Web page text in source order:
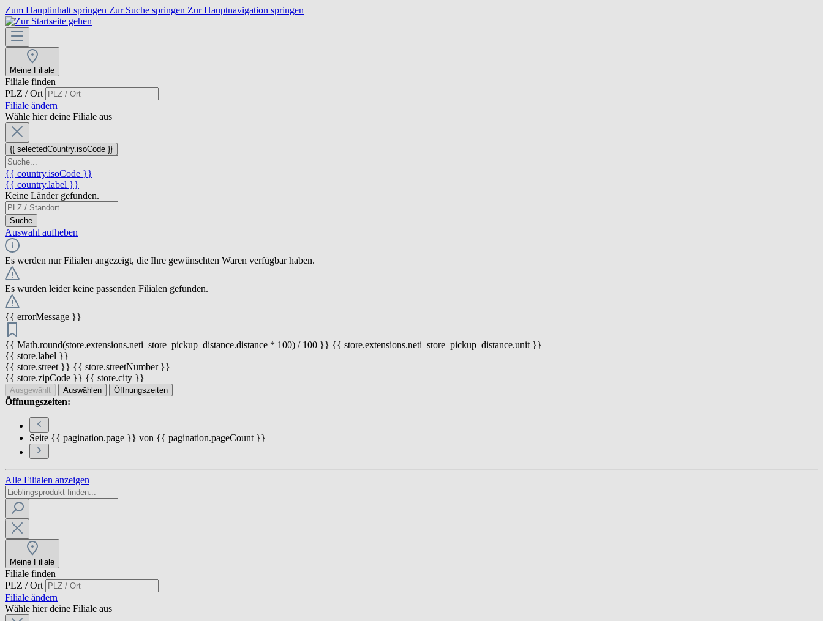
Zum Hauptinhalt springen Zur Suche springen Zur Hauptnavigation springen
Meine Filiale
Filiale finden
PLZ / Ort
Filiale ändern
Wähle hier deine Filiale aus
{{ selectedCountry.isoCode }}
{{ country.isoCode }}
{{ country.label }}
Keine Länder gefunden.
Suche
Auswahl aufheben
Es werden nur Filialen angezeigt, die Ihre gewünschten Waren verfügbar haben.
Es wurden leider keine passenden Filialen gefunden.
{{ errorMessage }}
{{ Math.round(store.extensions.neti_store_pickup_distance.distance * 100) / 100 }} {{ store.extensions.neti_store_pickup_distance.unit }}
{{ store.label }}
{{ store.street }} {{ store.streetNumber }}
{{ store.zipCode }} {{ store.city }}
Ausgewählt Auswählen Öffnungszeiten
Öffnungszeiten:
Seite {{ pagination.page }} von {{ pagination.pageCount }}
Alle Filialen anzeigen
Meine Filiale
Filiale finden
PLZ / Ort
Filiale ändern
Wähle hier deine Filiale aus